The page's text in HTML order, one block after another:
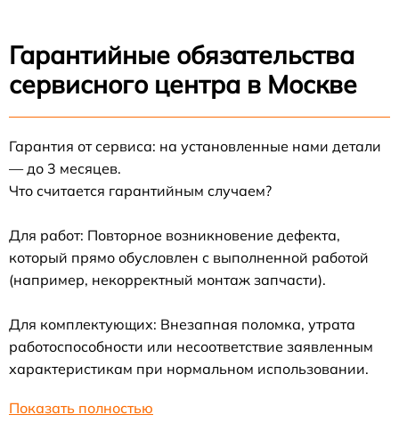
Гарантийные обязательства
сервисного центра в Москве
Гарантия от сервиса: на установленные нами детали
— до 3 месяцев.
Что считается гарантийным случаем?
Для работ: Повторное возникновение дефекта,
который прямо обусловлен с выполненной работой
(например, некорректный монтаж запчасти).
Для комплектующих: Внезапная поломка, утрата
работоспособности или несоответствие заявленным
характеристикам при нормальном использовании.
Показать полностью